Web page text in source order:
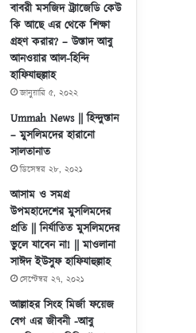
বাবরী মসজিদ ট্র্যাজেডি কেউ
কি আছে এর থেকে শিক্ষা
গ্রহণ করার? – উস্তাদ আবু
আনওয়ার আল-হিন্দি
হাফিযাহুল্লাহ
জানুয়ারি ৫, ২০২২
Ummah News || হিন্দুস্তান
– মুসলিমদের হারানো
সালতানাত
ডিসেম্বর ২৮, ২০২১
আসাম ও সমগ্র
উপমহাদেশের মুসলিমদের
প্রতি || নির্যাতিত মুসলিমদের
ভুলে যাবেন না! || মাওলানা
সাঈদ ইউসুফ হাফিযাহুল্লাহ
সেপ্টেম্বর ২৭, ২০২১
আল্লাহর সিংহ মির্জা ফয়েজ
বেগ এর জীবনী -আবু